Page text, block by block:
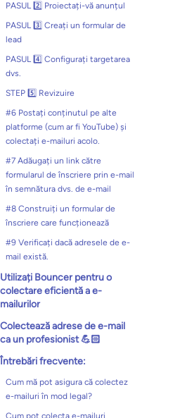
PASUL 2️⃣ Proiectați-vă anunțul
PASUL 3️⃣ Creați un formular de
lead
PASUL 4️⃣ Configurați targetarea
dvs.
STEP 5️⃣ Revizuire
#6 Postați conținutul pe alte
platforme (cum ar fi YouTube) și
colectați e-mailuri acolo.
#7 Adăugați un link către
formularul de înscriere prin e-mail
în semnătura dvs. de e-mail
#8 Construiți un formular de
înscriere care funcționează
#9 Verificați dacă adresele de e-
mail există.
Utilizați Bouncer pentru o
colectare eficientă a e-
mailurilor
Colectează adrese de e-mail
ca un profesionist 💪🏻
Întrebări frecvente:
Cum mă pot asigura că colectez
e-mailuri în mod legal?
Cum pot colecta e-mailuri